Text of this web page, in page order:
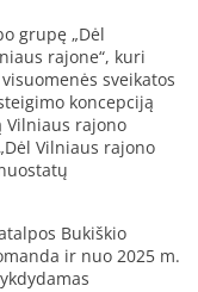
grupę „Dėl
rajone“, kuri
sveikatos
koncepciją
Vilniaus rajono
Vilniaus rajono
Bukiškio
ir nuo 2025 m.